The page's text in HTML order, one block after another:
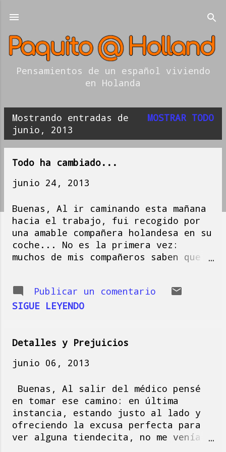
Pensamientos de un español viviendo
en Holanda
n
Mostrando entradas de
junio, 2013
MOSTRAR TODO
Todo ha cambiado...
junio 24, 2013
Buenas, Al ir caminando esta mañana
hacia el trabajo, fui recogido por
una amable compañera holandesa en su
coche... No es la primera vez:
muchos de mis compañeros saben que
diferencia entre el punto de origen
desde donde se mide mi vida aquí y
las que más, procura mantener en
mujer no sabía de mis sanas
cambiante que me ofrecía el segundo
día de verano (sí amiguitos: verano
y lloviendo, como mandan los cánones
que nos prometieron en Maastricht al
unirnos a la Comunidad Económica
Publicar un comentario
SIGUE LEYENDO
Detalles y Prejuicios
junio 06, 2013
Buenas, Al salir del médico pensé
en tomar ese camino: en última
instancia, estando justo al lado y
ofreciendo la excusa perfecta para
ver alguna tiendecita, no me venía